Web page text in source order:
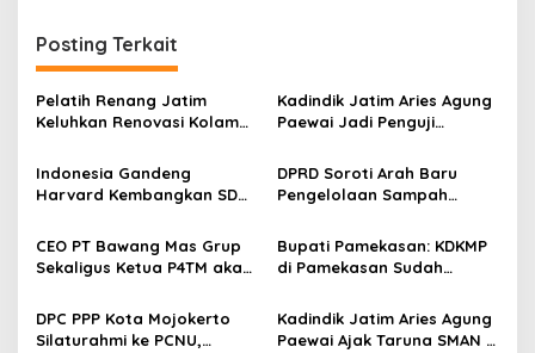
g
a
s
i
p
o
s
Posting Terkait
Pelatih Renang Jatim
Keluhkan Renovasi Kolam
Persiapan Menuju PON 2028
Terganggu
Kadindik Jatim Aries Agung
Paewai Jadi Penguji
Tingkat II 2026, Tekankan
Inovasi Berdampak bagi
Masyarakat
Indonesia Gandeng
Harvard Kembangkan SDM
Dunia
DPRD Soroti Arah Baru
Pengelolaan Sampah
TPA Benowo
CEO PT Bawang Mas Grup
Sekaligus Ketua P4TM akan
Tembakau di Madura
Bupati Pamekasan: KDKMP
di Pamekasan Sudah
Selesai Akhir Juli 2026
DPC PPP Kota Mojokerto
Silaturahmi ke PCNU,
Kadindik Jatim Aries Agung
Paewai Ajak Taruna SMAN 2